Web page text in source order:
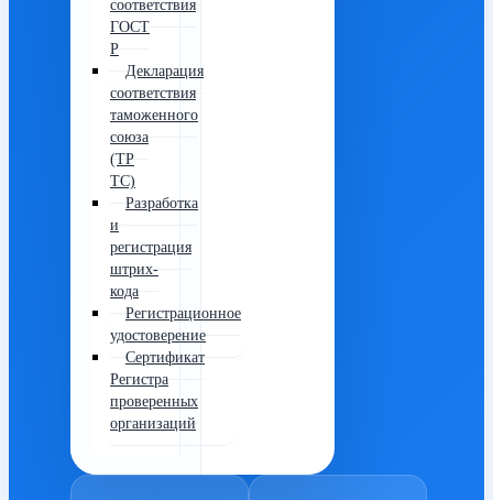
соответствия
ГОСТ
Р
Декларация
соответствия
таможенного
союза
(ТР
ТС)
Разработка
и
регистрация
штрих-
кода
Регистрационное
удостоверение
Сертификат
Регистра
проверенных
организаций